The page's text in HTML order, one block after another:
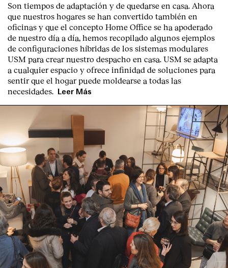
Son tiempos de adaptación y de quedarse en casa. Ahora
que nuestros hogares se han convertido también en
oficinas y que el concepto Home Office se ha apoderado
de nuestro día a día, hemos recopilado algunos ejemplos
de configuraciones híbridas de los sistemas modulares
USM para crear nuestro despacho en casa. USM se adapta
a cualquier espacio y ofrece infinidad de soluciones para
sentir que el hogar puede moldearse a todas las
necesidades.
Leer Más